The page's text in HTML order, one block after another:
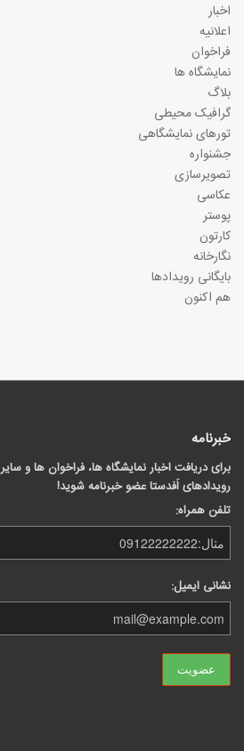
اخبار
اعلانیه
فراخوان
نمایشگاه ها
بلاگ
گرافیک محیطی
تورهای نمایشگاهی
جشنواره
تصویرسازی
عکاسی
پوستر
کارتون
نگارخانه
بایگانی رویدادها
هم اکنون
خبرنامه
برای دریافت اخبار نمایشگاه ها، فراخوان ها و سایر
رویدادهای اَفدستا عضو خبرنامه شوید!
تلفن همراه:
نشانی ایمیل: